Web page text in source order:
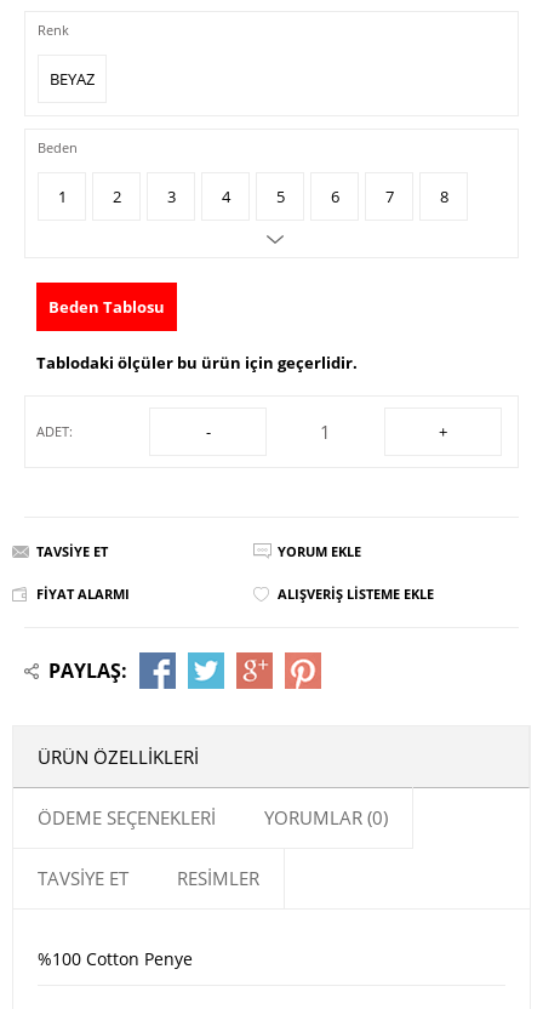
Renk
BEYAZ
Beden
1 2 3 4 5 6 7 8
Beden Tablosu
Tablodaki ölçüler bu ürün için geçerlidir.
ADET: - +
TAVSIYE ET YORUM EKLE
FIYAT ALARMI ALIŞVERIŞ LISTEME EKLE
PAYLAŞ:
ÜRÜN ÖZELLIKLERI
ÖDEME SEÇENEKLERI YORUMLAR (0)
TAVSIYE ET RESIMLER
%100 Cotton Penye